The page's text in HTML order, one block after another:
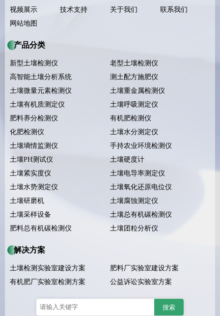
视频展示
技术支持 关于我们
联系我们
网站地图
产品分类
新型土壤检测仪
老型土壤检测仪
高智能土壤分析系统
测土配方施肥仪
土壤微量元素检测仪
土壤重金属检测仪
土壤有机质测定仪
土壤呼吸测定仪
肥料养分检测仪
有机肥检测仪
化肥检测仪
土壤水分测定仪
土壤墒情监测仪
手持农业环境检测仪
土壤PH测试仪
土壤硬度计
土壤紧实度仪
土壤电导率测定仪
土壤水势测定仪
土壤氧化还原电位仪
土壤研磨机
土壤腐蚀测定仪
土壤采样设备
土壤总有机碳检测仪
肥料总有机碳检测仪
土壤团粒分析仪
解决方案
土壤检测实验室建设方案
肥料厂实验室建设方案
有机肥厂实验室检测方案
公益诉讼实验室方案